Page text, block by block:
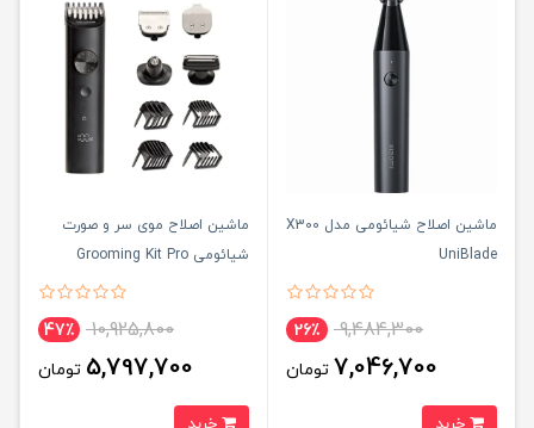
ماشین اصلاح شیائومی مدل X300
UniBlade
9,484,300 26٪
7,046,700 تومان
ماشین اصلاح موی سر و صورت
شیائومی Grooming Kit Pro
10,925,800 47٪
5,797,700 تومان